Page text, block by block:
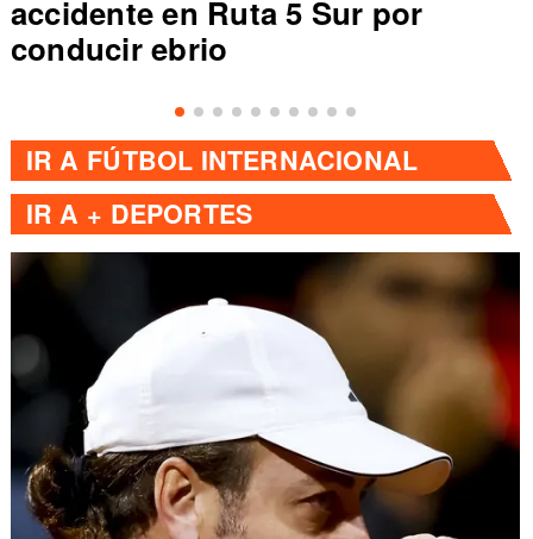
accidente en Ruta 5 Sur por
conducir ebrio
IR A FÚTBOL INTERNACIONAL
IR A + DEPORTES